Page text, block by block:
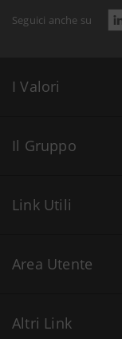
Seguici anche su
I Valori
Il Gruppo
Link Utili
Area Utente
Altri Link